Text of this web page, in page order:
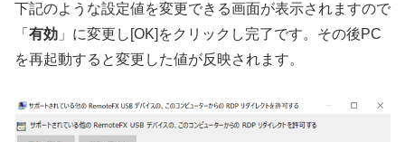
下記のような設定値を変更できる画面が表示されますので
「 有効 」に変更し[OK]をクリックし完了です。その後PC
を再起動すると変更した値が反映されます。